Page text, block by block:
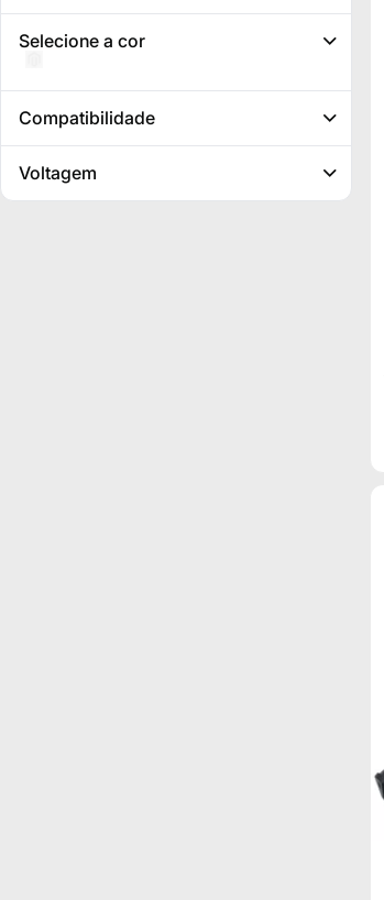
Selecione a cor
Compatibilidade
Voltagem